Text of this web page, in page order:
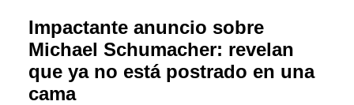
Impactante anuncio sobre
Michael Schumacher: revelan
que ya no está postrado en una
cama